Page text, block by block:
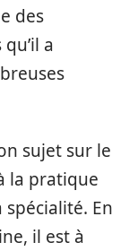
des
a
sujet sur le
la pratique
En
il est à